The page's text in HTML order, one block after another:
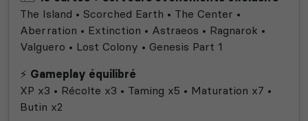
The Island • Scorched Earth • The Center •
Aberration • Extinction • Astraeos • Ragnarok •
Valguero • Lost Colony • Genesis Part 1
⚡ Gameplay équilibré
XP x3 • Récolte x3 • Taming x5 • Maturation x7 •
Butin x2